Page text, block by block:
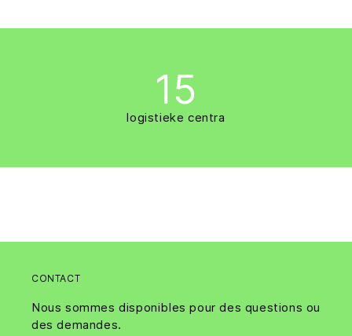
15
logistieke centra
CONTACT
Nous sommes disponibles pour des questions ou
des demandes.